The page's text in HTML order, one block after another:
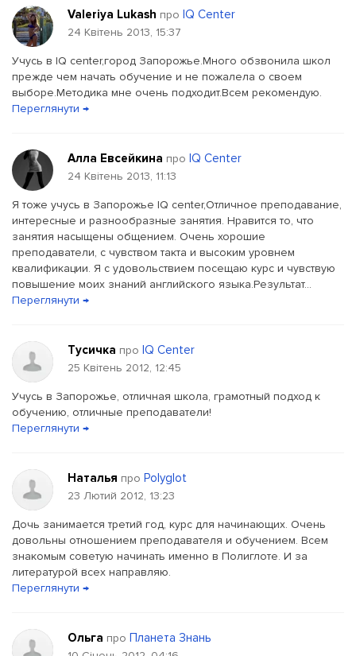
Valeriya Lukash про IQ Center
24 Квітень 2013, 15:37
Учусь в IQ center,город Запорожье.Много обзвонила школ
прежде чем начать обучение и не пожалела о своем
выборе.Методика мне очень подходит.Всем рекомендую.
Переглянути →
Алла Евсейкина про IQ Center
24 Квітень 2013, 11:13
Я тоже учусь в Запорожье IQ center,Отличное преподавание,
интересные и разнообразные занятия. Нравится то, что
занятия насыщены общением. Очень хорошие
преподаватели, с чувством такта и высоким уровнем
квалификации. Я с удовольствием посещаю курс и чувствую
повышение моих знаний английского языка.Результат...
Переглянути →
Тусичка про IQ Center
25 Квітень 2012, 12:45
Учусь в Запорожье, отличная школа, грамотный подход к
обучению, отличные преподаватели!
Переглянути →
Наталья про Polyglot
23 Лютий 2012, 13:23
Дочь занимается третий год, курс для начинающих. Очень
довольны отношением преподавателя и обучением. Всем
знакомым советую начинать именно в Полиглоте. И за
литературой всех направляю.
Переглянути →
Ольга про Планета Знань